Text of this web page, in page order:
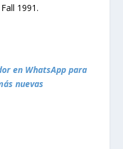
1991.
en WhatsApp para
nuevas